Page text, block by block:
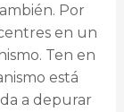
Por
en un
Ten en
está
a depurar